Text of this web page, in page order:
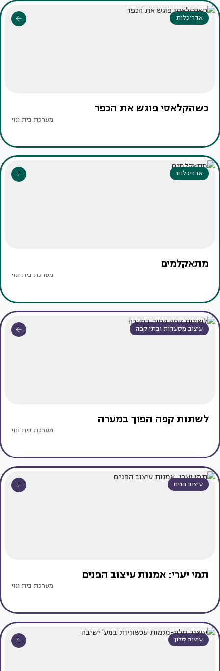
אדריכלות
כשהקלאסי פוגש את הכפר
מערכת בית ונוי
אדריכלות
מתאקלמים
מערכת בית ונוי
עיצוב מסעדות ובתי קפה
לשתות קפה הפוך במערה
מערכת בית ונוי
עיצוב פנים
תמי יערי: אמנות עיצוב הפנים
מערכת בית ונוי
עיצוב סלון